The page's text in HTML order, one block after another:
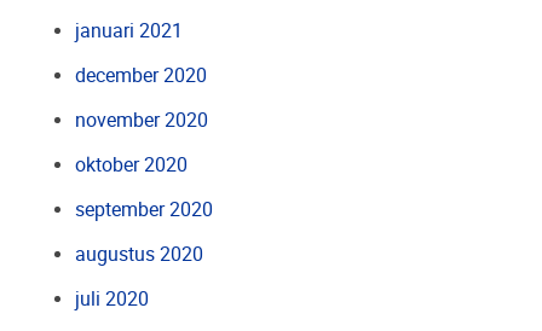
januari 2021
december 2020
november 2020
oktober 2020
september 2020
augustus 2020
juli 2020